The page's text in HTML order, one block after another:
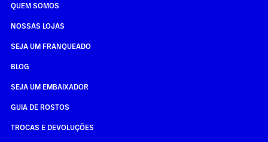
QUEM SOMOS
NOSSAS LOJAS
SEJA UM FRANQUEADO
BLOG
SEJA UM EMBAIXADOR
GUIA DE ROSTOS
TROCAS E DEVOLUÇÕES